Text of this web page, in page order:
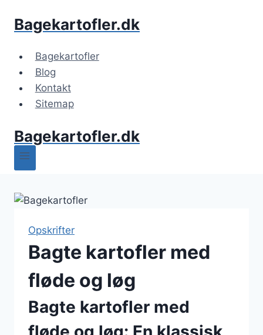
Bagekartofler.dk
Bagekartofler
Blog
Kontakt
Sitemap
Bagekartofler.dk
Opskrifter
Bagte kartofler med
fløde og løg
Bagte kartofler med